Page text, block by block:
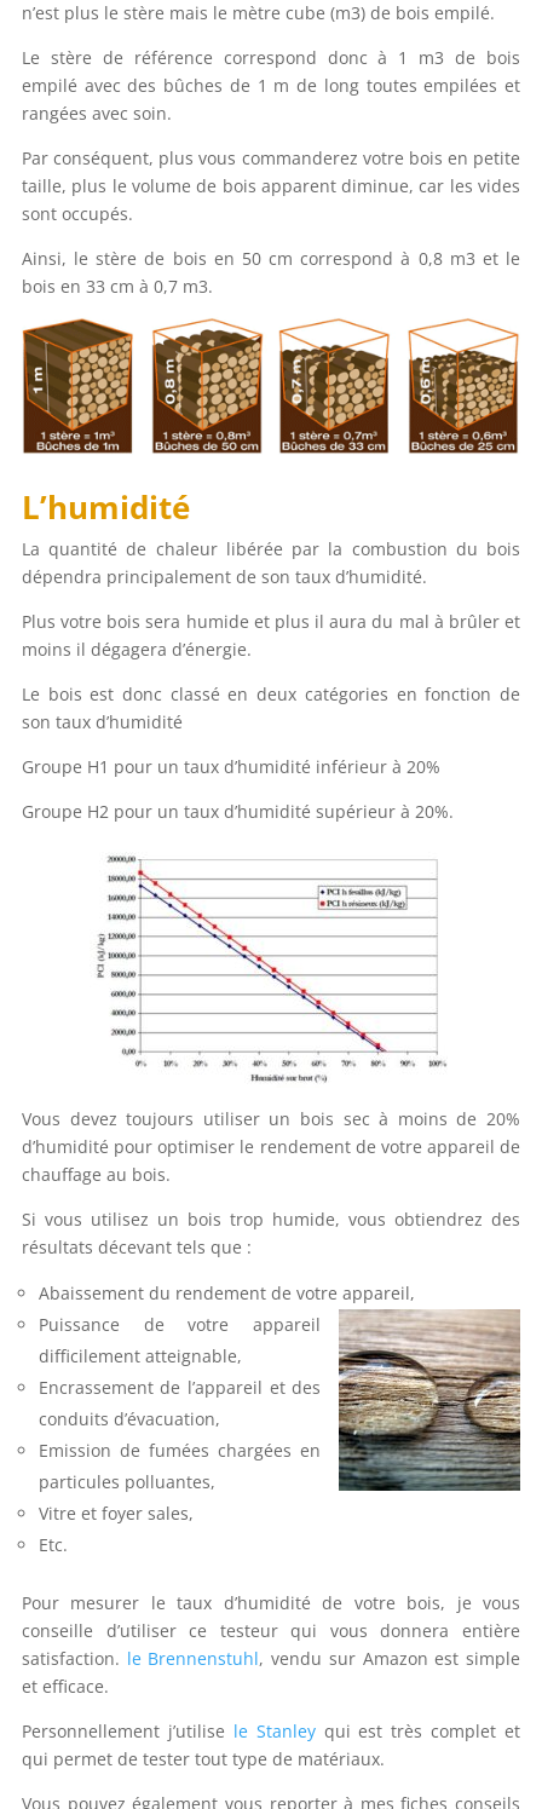
n’est plus le stère mais le mètre cube (m3) de bois empilé.
Le stère de référence correspond donc à 1 m3 de bois
empilé avec des bûches de 1 m de long toutes empilées et
rangées avec soin.
Par conséquent, plus vous commanderez votre bois en petite
taille, plus le volume de bois apparent diminue, car les vides
sont occupés.
Ainsi, le stère de bois en 50 cm correspond à 0,8 m3 et le
bois en 33 cm à 0,7 m3.
L’humidité
La quantité de chaleur libérée par la combustion du bois
dépendra principalement de son taux d’humidité.
Plus votre bois sera humide et plus il aura du mal à brûler et
moins il dégagera d’énergie.
Le bois est donc classé en deux catégories en fonction de
son taux d’humidité
Groupe H1 pour un taux d’humidité inférieur à 20%
Groupe H2 pour un taux d’humidité supérieur à 20%.
Vous devez toujours utiliser un bois sec à moins de 20%
d’humidité pour optimiser le rendement de votre appareil de
chauffage au bois.
Si vous utilisez un bois trop humide, vous obtiendrez des
résultats décevant tels que :
Abaissement du rendement de votre appareil,
Puissance de votre appareil
difficilement atteignable,
Encrassement de l’appareil et des
conduits d’évacuation,
Emission de fumées chargées en
particules polluantes,
Vitre et foyer sales,
Etc.
Pour mesurer le taux d’humidité de votre bois, je vous
conseille d’utiliser ce testeur qui vous donnera entière
satisfaction. le Brennenstuhl, vendu sur Amazon est simple
et efficace.
Personnellement j’utilise le Stanleyqui est très complet et
qui permet de tester tout type de matériaux.
Vous pouvez également vous reporter à mes fiches conseils